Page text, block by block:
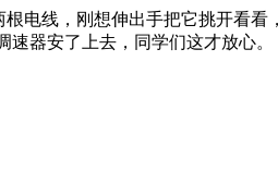
电线，刚想伸出手把它挑开看看
器安了上去，同学们这才放心。